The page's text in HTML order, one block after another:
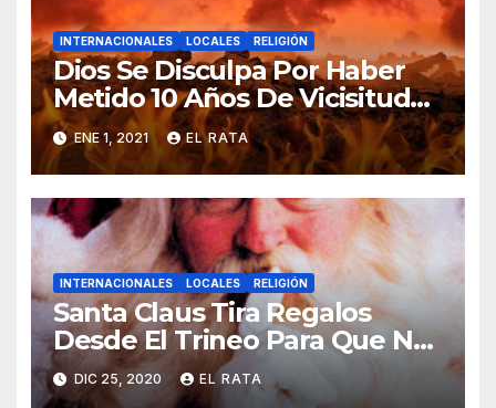
INTERNACIONALES LOCALES RELIGIÓN
Dios Se Disculpa Por Haber
Metido 10 Años De Vicisitudes
En El 2020
ENE 1, 2021 EL RATA
INTERNACIONALES LOCALES RELIGIÓN
Santa Claus Tira Regalos
Desde El Trineo Para Que No
Se Le Pegue El COVID-19
DIC 25, 2020 EL RATA